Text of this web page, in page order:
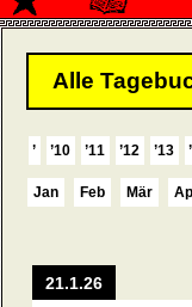
Alle
’ ’10 ’11 ’12 ’13
Jan Feb Mär
21.1.26